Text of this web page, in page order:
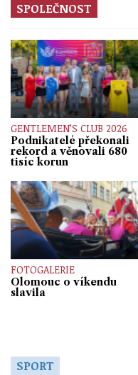
SPOLEČNOST
GENTLEMEN’S CLUB 2026
Podnikatelé překonali
rekord a věnovali 680
tisíc korun
FOTOGALERIE
Olomouc o víkendu
slavila
SPORT